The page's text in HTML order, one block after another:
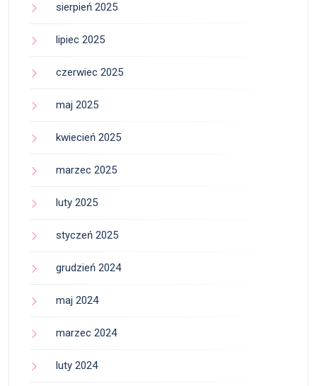
sierpień 2025
lipiec 2025
czerwiec 2025
maj 2025
kwiecień 2025
marzec 2025
luty 2025
styczeń 2025
grudzień 2024
maj 2024
marzec 2024
luty 2024